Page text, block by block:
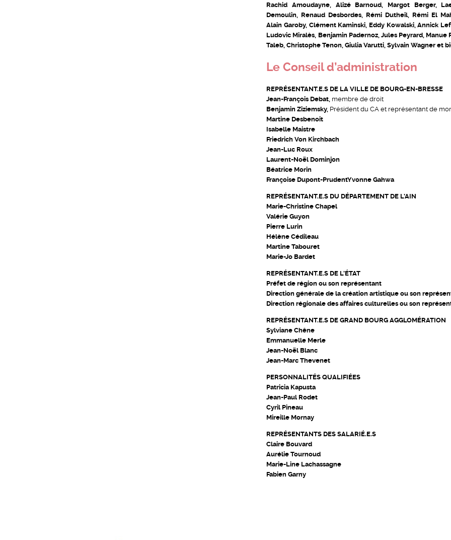
Rachid Amoudayne, Alizé Barnoud, Margot Berger,
Demoulin, Renaud Desbordes, Rémi Dutheil, Rémi El
Alain Garoby, Clément Kaminski, Eddy Kowalski, Annick
Ludovic Miralès, Benjamin Padernoz, Jules Peyrard,
Taleb, Christophe Tenon, Giulia Varutti, Sylvain Wagner et
Le Conseil d’administration
REPRÉSENTANT.E.S DE LA VILLE DE BOURG-EN-BRESSE
Jean-François Debat, membre de droit
Benjamin Ziziemsky, Président du CA et représentant de
Martine Desbenoit
Isabelle Maistre
Friedrich Von Kirchbach
Jean-Luc Roux
Laurent-Noël Dominjon
Béatrice Morin
Françoise Dupont-PrudentYvonne Gahwa
REPRÉSENTANT.E.S DU DÉPARTEMENT DE L’AIN
Marie-Christine Chapel
Valérie Guyon
Pierre Lurin
Hélène Cédileau
Martine Tabouret
Marie-Jo Bardet
REPRÉSENTANT.E.S DE L’ÉTAT
Préfet de région ou son représentant
Direction générale de la création artistique ou son
Direction régionale des affaires culturelles ou son
REPRÉSENTANT.E.S DE GRAND BOURG AGGLOMÉRATION
Sylviane Chêne
Emmanuelle Merle
Jean-Noël Blanc
Jean-Marc Thevenet
PERSONNALITÉS QUALIFIÉES
Patricia Kapusta
Jean-Paul Rodet
Cyril Pineau
Mireille Mornay
REPRÉSENTANTS DES SALARIÉ.E.S
Claire Bouvard
Aurélie Tournoud
Marie-Line Lachassagne
Fabien Garny